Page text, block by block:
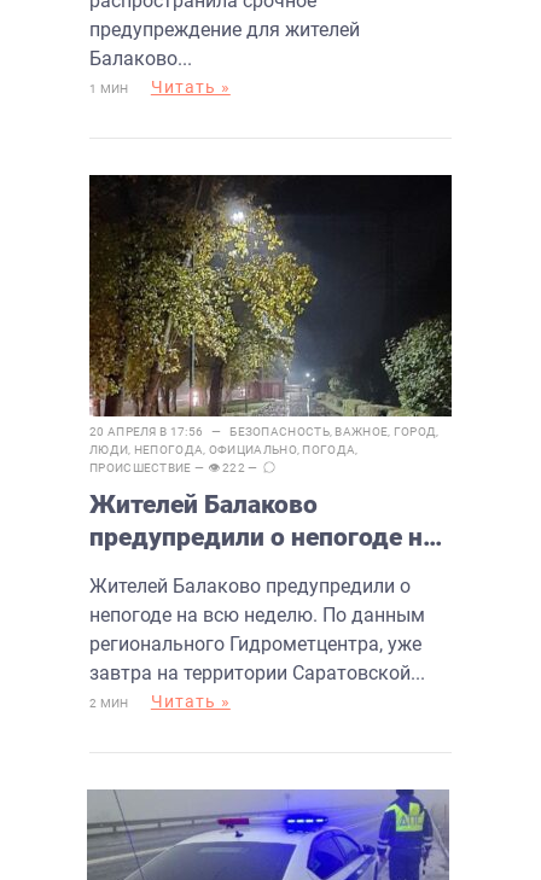
предупреждение для жителей
Балаково...
1 МИН Читать »
20 АПРЕЛЯ В 17:56 — БЕЗОПАСНОСТЬ, ВАЖНОЕ ГОРОД
ЛЮДИ НЕПОГОДА ОФИЦИАЛЬНО, ПОГОДА
ПРОИСШЕСТВИЕ — 👁 222 —
Жителей Балаково
предупредили о непогоде на
Жителей Балаково предупредили о
непогоде на всю неделю. По данным
регионального Гидрометцентра, уже
завтра на территории Саратовской...
2 МИН Читать »